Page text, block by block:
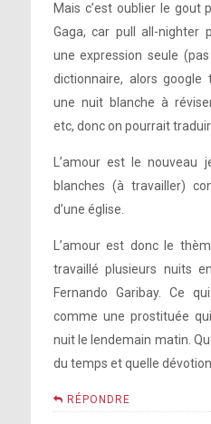
Mais c’est oublier le gout
Gaga, car pull all-nighter
une expression seule
dictionnaire, alors google
une nuit blanche à
etc, donc on pourrait
L’amour est le nouveau
blanches (à travailler)
d’une église.
L’amour est donc le
travaillé plusieurs nuits
Fernando Garibay. Ce
comme une prostituée
nuit le lendemain matin.
du temps et quelle
RÉPONDRE